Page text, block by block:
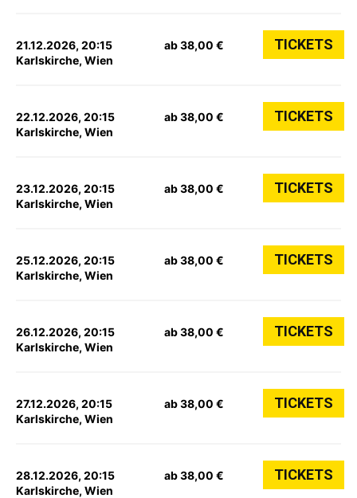
21.12.2026, 20:15
Karlskirche, Wien
ab 38,00 € TICKETS
22.12.2026, 20:15
Karlskirche, Wien
ab 38,00 € TICKETS
23.12.2026, 20:15
Karlskirche, Wien
ab 38,00 € TICKETS
25.12.2026, 20:15
Karlskirche, Wien
ab 38,00 € TICKETS
26.12.2026, 20:15
Karlskirche, Wien
ab 38,00 € TICKETS
27.12.2026, 20:15
Karlskirche, Wien
ab 38,00 € TICKETS
28.12.2026, 20:15
Karlskirche, Wien
ab 38,00 € TICKETS